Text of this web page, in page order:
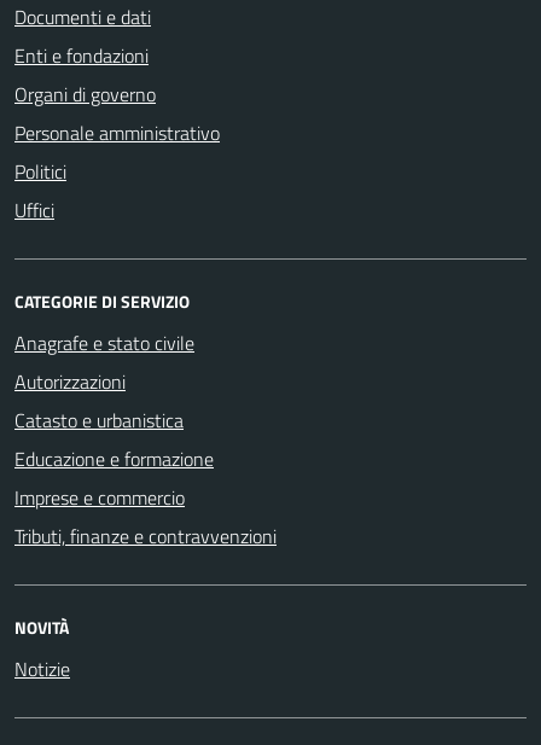
Documenti e dati
Enti e fondazioni
Organi di governo
Personale amministrativo
Politici
Uffici
CATEGORIE DI SERVIZIO
Anagrafe e stato civile
Autorizzazioni
Catasto e urbanistica
Educazione e formazione
Imprese e commercio
Tributi, finanze e contravvenzioni
NOVITÀ
Notizie